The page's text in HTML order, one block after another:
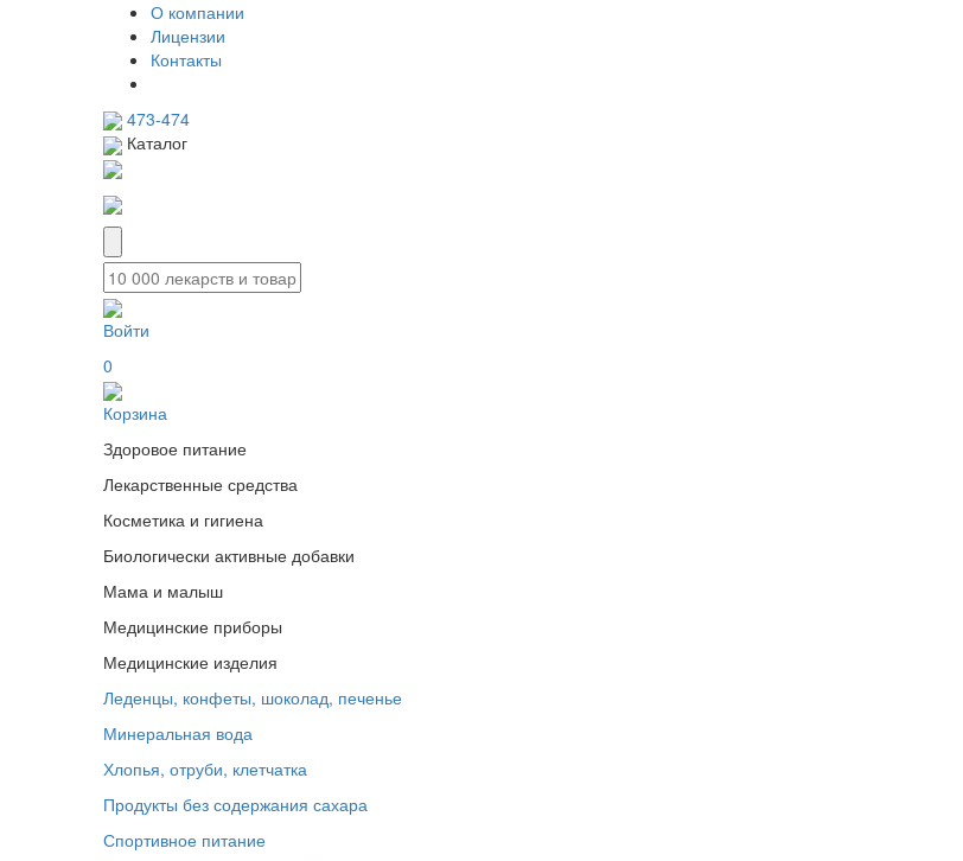
О компании
Лицензии
Контакты
473-474
Каталог
Войти
0
Корзина
Здоровое питание
Лекарственные средства
Косметика и гигиена
Биологически активные добавки
Мама и малыш
Медицинские приборы
Медицинские изделия
Леденцы, конфеты, шоколад, печенье
Минеральная вода
Хлопья, отруби, клетчатка
Продукты без содержания сахара
Спортивное питание